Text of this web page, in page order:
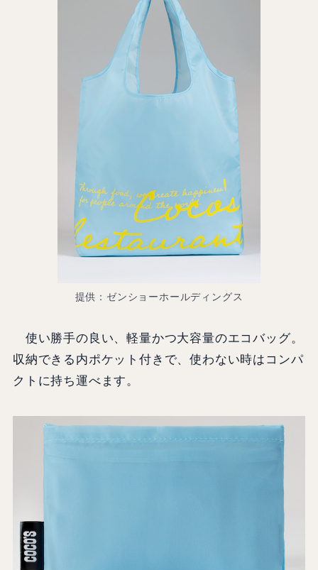
提供：ゼンショーホールディングス
使い勝手の良い、軽量かつ大容量のエコバッグ。
収納できる内ポケット付きで、使わない時はコンパ
クトに持ち運べます。